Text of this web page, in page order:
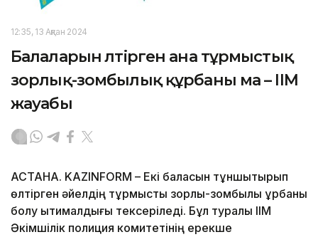
12:35, 13 Ақпан 2024
Балаларын өлтірген ана тұрмыстық
зорлық-зомбылық құрбаны ма – ІІМ
жауабы
АСТАНА. KAZINFORM – Екі баласын тұншықтырып
өлтірген әйелдің тұрмыстық зорлық-зомбылық құрбаны
болу ықтималдығы тексеріледі. Бұл туралы ІІМ
Әкімшілік полиция комитетінің ерекше